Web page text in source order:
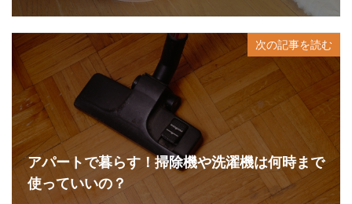
次の記事を読む
アパートで暮らす！掃除機や洗濯機は何時まで
使っていいの？